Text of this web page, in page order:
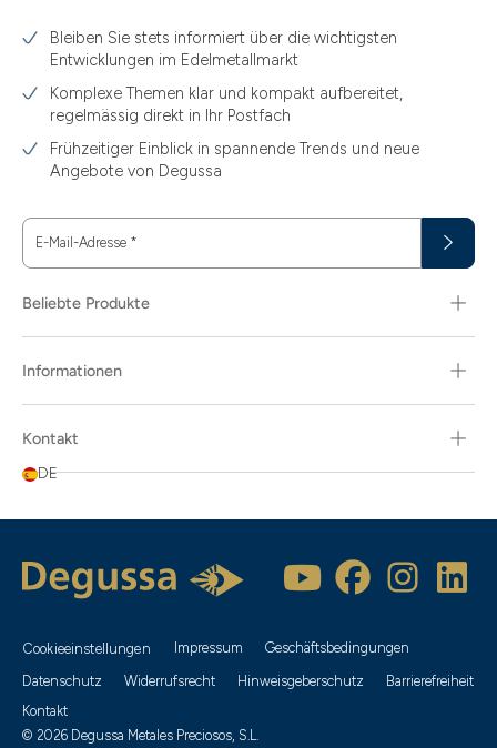
Bleiben Sie stets informiert über die wichtigsten
Entwicklungen im Edelmetallmarkt
Komplexe Themen klar und kompakt aufbereitet,
regelmässig direkt in Ihr Postfach
Frühzeitiger Einblick in spannende Trends und neue
Angebote von Degussa
E-Mail-Adresse *
Beliebte Produkte
Informationen
Kontakt
DE
Cookieeinstellungen Impressum
Geschäftsbedingungen
Datenschutz
Widerrufsrecht Hinweisgeberschutz
Barrierefreiheit
Kontakt
© 2026 Degussa Metales Preciosos, S.L.